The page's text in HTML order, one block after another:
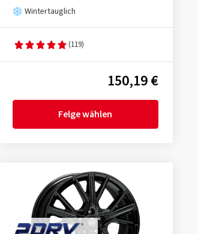
Wintertauglich
(119)
150,19 €
Felge wählen